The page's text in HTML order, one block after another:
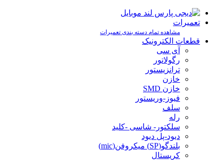
تعمیرات
مشاهده تمام دسته بندی تعمیرات
قطعات الکترونیک
آی سی
رگولاتور
ترانزیستور
خازن
خازن SMD
فیوز-وریستور
سلف
رله
سلکتور- شاسی -کلید
دیود-پل دیود
بلندگو(SP) میکروفن(mic)
کریستال